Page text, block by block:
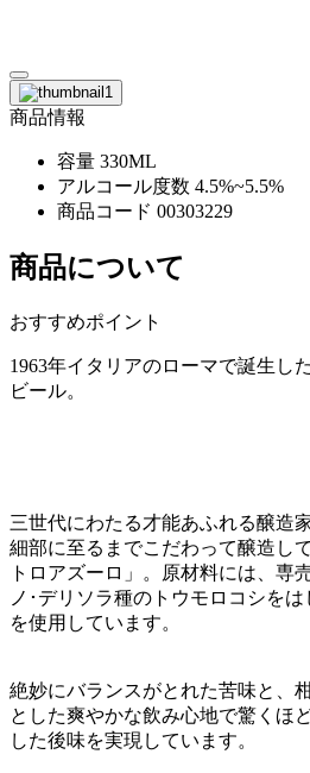
商品情報
容量 330ML
アルコール度数 4.5%~5.5%
商品コード 00303229
商品について
おすすめポイント
1963年イタリアのローマで誕生し
ビール。
三世代にわたる才能あふれる醸造
細部に至るまでこだわって醸造し
トロアズーロ」。原材料には、専
ノ･デリソラ種のトウモロコシを
を使用しています。
絶妙にバランスがとれた苦味と、
とした爽やかな飲み心地で驚くほ
した後味を実現しています。